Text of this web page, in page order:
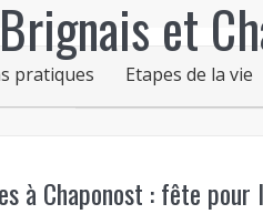
pratiques Etapes de la vie
à Chaponost : fête pour